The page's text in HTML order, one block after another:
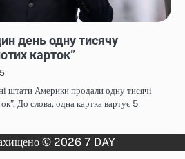
день одну тисячу
карток”
штати Америки продали одну тисячі
До слова, одна картка вартує 5
© 2026 7 DAY